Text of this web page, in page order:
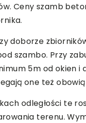
Ceny szamb
doborze
szambo. Przy
5m od okien
one też
odległości te
terenu.